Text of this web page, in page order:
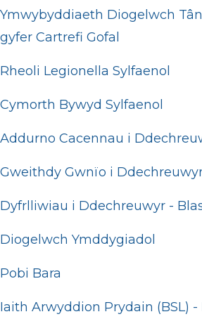
Ymwybyddiaeth Diogelwch
gyfer Cartrefi Gofal
Rheoli Legionella Sylfaenol
Cymorth Bywyd Sylfaenol
Addurno Cacennau i
Gweithdy Gwnïo i
Dyfrlliwiau i Ddechreuwyr -
Diogelwch Ymddygiadol
Pobi Bara
Iaith Arwyddion Prydain (BSL)